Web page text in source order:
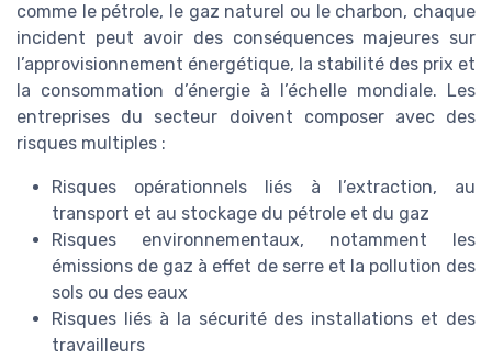
comme le pétrole, le gaz naturel ou le charbon, chaque
incident peut avoir des conséquences majeures sur
l’approvisionnement énergétique, la stabilité des prix et
la consommation d’énergie à l’échelle mondiale. Les
entreprises du secteur doivent composer avec des
risques multiples :
Risques opérationnels liés à l’extraction, au
transport et au stockage du pétrole et du gaz
Risques environnementaux, notamment les
émissions de gaz à effet de serre et la pollution des
sols ou des eaux
Risques liés à la sécurité des installations et des
travailleurs